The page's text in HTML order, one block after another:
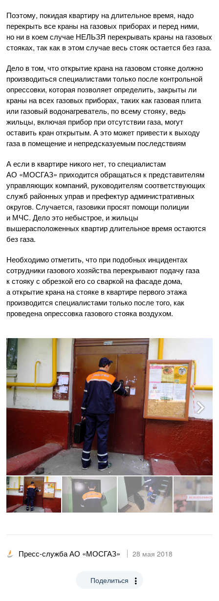
Поэтому, покидая квартиру на длительное время, надо
перекрыть все краны на газовых приборах и перед ними,
но ни в коем случае НЕЛЬЗЯ перекрывать краны на газовых
стояках, так как в этом случае весь стояк остается без газа.
Дело в том, что открытие крана на газовом стояке должно
производиться специалистами только после контрольной
опрессовки, которая позволяет определить, закрыты ли
краны на всех газовых приборах, таких как газовая плита
или газовый водонагреватель, по всему стояку, ведь
жильцы, включая прибор при отсутствии газа, могут
оставить кран открытым. А это может привести к выходу
газа в помещение и непредсказуемым последствиям
А если в квартире никого нет, то специалистам
АО «МОСГАЗ» приходится обращаться к представителям
управляющих компаний, руководителям соответствующих
служб районных управ и префектур административных
округов. Случается, газовики просят помощи полиции
и МЧС. Дело это небыстрое, и жильцы
вышерасположенных квартир длительное время остаются
без газа.
Необходимо отметить, что при подобных инцидентах
сотрудники газового хозяйства перекрывают подачу газа
к стояку с обрезкой его со сваркой на фасаде дома,
а открытие крана на стояке в квартире первого этажа
производится специалистами только после того, как
проведена опрессовка газового стояка воздухом.
Пресс-служба АО «МОСГАЗ» 28 мая 2018
Поделиться